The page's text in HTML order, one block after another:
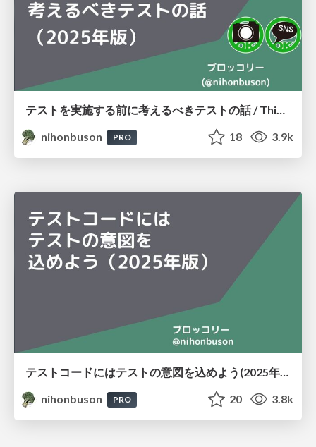
テストを実施する前に考えるべきテストの話 / Thinking About Testing Before You Test
nihonbuson
PRO 18 3.9k
テストコードにはテストの意図を込めよう(2025年版) #retechtalk / Put the intent of the test 2025
nihonbuson
PRO 20 3.8k